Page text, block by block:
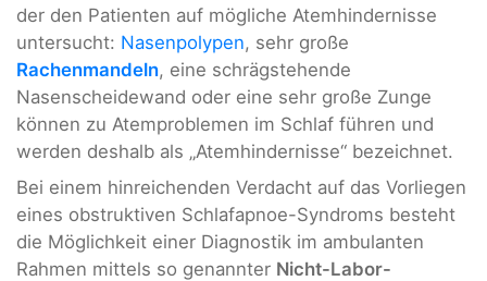
der den Patienten auf mögliche Atemhindernisse
untersucht: Nasenpolypen, sehr große
Rachenmandeln, eine schrägstehende
Nasenscheidewand oder eine sehr große Zunge
können zu Atemproblemen im Schlaf führen und
werden deshalb als „Atemhindernisse“ bezeichnet.
Bei einem hinreichenden Verdacht auf das Vorliegen
eines obstruktiven Schlafapnoe-Syndroms besteht
die Möglichkeit einer Diagnostik im ambulanten
Rahmen mittels so genannter Nicht-Labor-